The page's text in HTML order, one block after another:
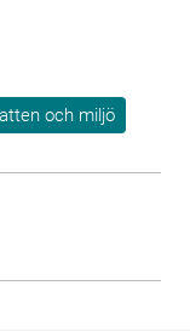
och miljö